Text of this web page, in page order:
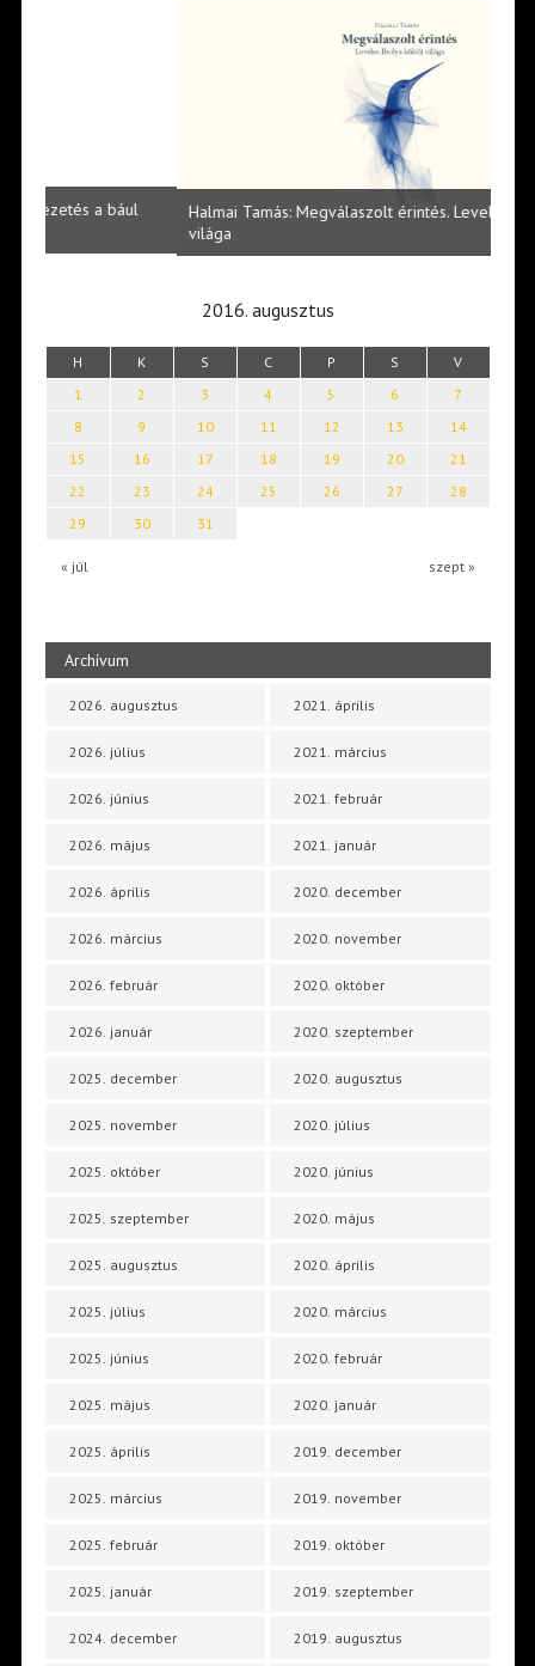
Halmai Tamás: Megválaszolt érintés. Leveles Ibolya költői
2016. augusztus
H K S C P S V
« júl szept »
1 2 3 4 5 6
7
8
9 10 11 12 13
14
15
16 17 18 19 20
21
22
23 24 25 26 27
28
29
30 31
Archívum
2026. augusztus
2026. július
2026. június
2026. május
2026. április
2026. március
2026. február
2026. január
2025. december
2025. november
2025. október
2025. szeptember
2025. augusztus
2025. július
2025. június
2025. május
2025. április
2025. március
2025. február
2025. január
2024. december
2021. április
2021. március
2021. február
2021. január
2020. december
2020. november
2020. október
2020. szeptember
2020. augusztus
2020. július
2020. június
2020. május
2020. április
2020. március
2020. február
2020. január
2019. december
2019. november
2019. október
2019. szeptember
2019. augusztus